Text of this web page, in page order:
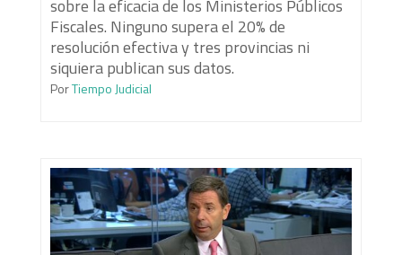
sobre la eficacia de los Ministerios Públicos
Fiscales. Ninguno supera el 20% de
resolución efectiva y tres provincias ni
siquiera publican sus datos.
PorTiempo Judicial